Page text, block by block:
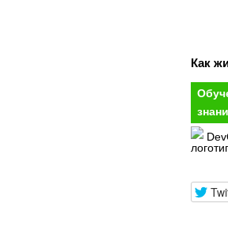
Как